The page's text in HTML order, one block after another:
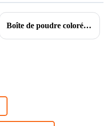
Boîte de poudre colorée galvanisée sur mesure, fabricant de cosmétiques